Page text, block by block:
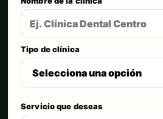
Tipo de clínica
Servicio que deseas